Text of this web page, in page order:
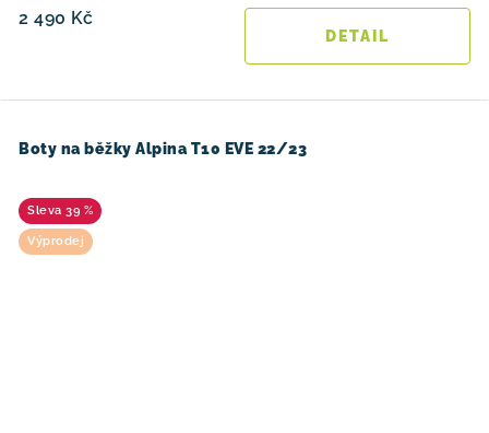
2 490 Kč
Boty na běžky Alpina T10 EVE 22/23
39 %
Výprodej